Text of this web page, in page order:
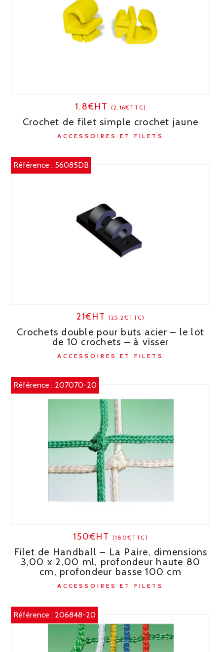
1.8€HT (2.16€TTC)
Crochet de filet simple crochet jaune
ACCESSOIRES ET FILETS
Référence : 56085DB
21€HT (25.2€TTC)
Crochets double pour buts acier – le lot
de 10 crochets – à visser
ACCESSOIRES ET FILETS
Référence : 207070-20
150€HT(180€TTC)
Filet de Handball – La Paire, dimensions
3,00 x 2,00 ml, profondeur haute 80
cm, profondeur basse 100 cm
ACCESSOIRES ET FILETS
Référence : 206848-20